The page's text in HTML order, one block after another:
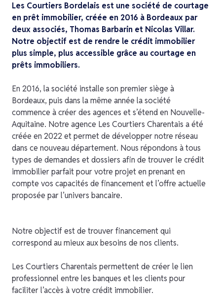
Les Courtiers Bordelais est une société de courtage
en prêt immobilier, créée en 2016 à Bordeaux par
deux associés, Thomas Barbarin et Nicolas Villar.
Notre objectif est de rendre le crédit immobilier
plus simple, plus accessible grâce au courtage en
prêts immobiliers.
En 2016, la société installe son premier siège à
Bordeaux, puis dans la même année la société
commence à créer des agences et s’étend en Nouvelle-
Aquitaine. Notre agence Les Courtiers Charentais a été
créée en 2022 et permet de développer notre réseau
dans ce nouveau département. Nous répondons à tous
types de demandes et dossiers afin de trouver le crédit
immobilier parfait pour votre projet en prenant en
compte vos capacités de financement et l’offre actuelle
proposée par l’univers bancaire.
Notre objectif est de trouver financement qui
correspond au mieux aux besoins de nos clients.
Les Courtiers Charentais permettent de créer le lien
professionnel entre les banques et les clients pour
faciliter l’accès à votre crédit immobilier.